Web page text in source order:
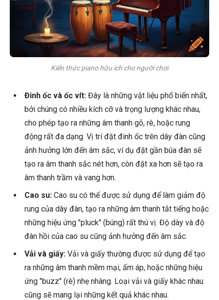
Kiến thức piano hữu ích cho người chơi
Đinh ốc và ốc vít: Đây là những vật liệu phổ biến nhất,
bởi chúng có nhiều kích cỡ và trọng lượng khác nhau,
cho phép tạo ra những âm thanh gõ, rè, hoặc rung
động rất đa dạng. Vị trí đặt đinh ốc trên dây đàn cũng
ảnh hưởng lớn đến âm sắc, ví dụ đặt gần búa đàn sẽ
tạo ra âm thanh sắc nét hơn, còn đặt xa hơn sẽ tạo ra
âm thanh trầm và vang hơn.
Cao su: Cao su có thể được sử dụng để làm giảm độ
rung của dây đàn, tạo ra những âm thanh tắt tiếng hoặc
những hiệu ứng "pluck" (búng) rất thú vị. Độ dày và độ
đàn hồi của cao su cũng ảnh hưởng đến âm sắc.
Vải và giấy: Vải và giấy thường được sử dụng để tạo
ra những âm thanh mềm mại, ấm áp, hoặc những hiệu
ứng "buzz" (rè) nhẹ nhàng. Loại vải và giấy khác nhau
cũng sẽ mang lại những kết quả khác nhau.